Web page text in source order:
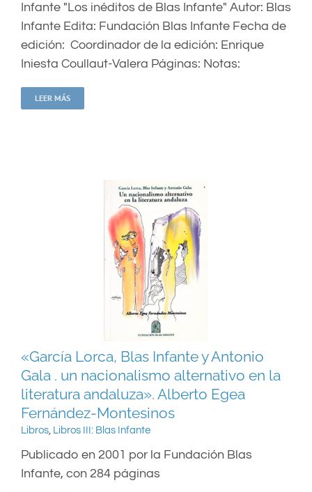
Infante "Los inéditos de Blas Infante" Autor: Blas
Infante Edita: Fundación Blas Infante Fecha de
edición: Coordinador de la edición: Enrique
Iniesta Coullaut-Valera Páginas: Notas:
LEER MÁS
«García Lorca, Blas Infante y Antonio Gala . un
nacionalismo alternativo en la literatura
andaluza». Alberto Egea Fernández-Montesinos
«García Lorca, Blas Infante y Antonio
Gala . un nacionalismo alternativo en la
literatura andaluza». Alberto Egea
Fernández-Montesinos
Libros, Libros III: Blas Infante
Publicado en 2001 por la Fundación Blas
Infante, con 284 páginas